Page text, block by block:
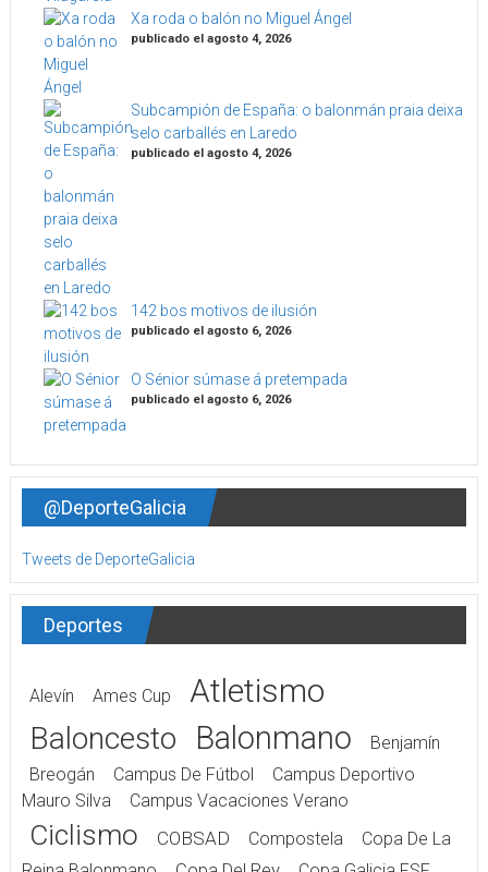
Xa roda o balón no Miguel Ángel
publicado el agosto 4, 2026
Subcampión de España: o balonmán praia deixa
selo carballés en Laredo
publicado el agosto 4, 2026
142 bos motivos de ilusión
publicado el agosto 6, 2026
O Sénior súmase á pretempada
publicado el agosto 6, 2026
@DeporteGalicia
Tweets de DeporteGalicia
Deportes
Alevín Ames Cup Atletismo
Baloncesto Balonmano
Benjamín
Breogán
Campus De Fútbol
Campus Deportivo
Mauro Silva
Campus Vacaciones Verano
Ciclismo COBSAD Compostela
Copa De La